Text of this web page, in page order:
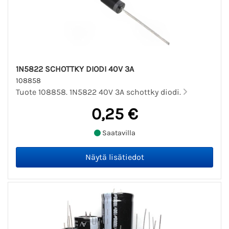
1N5822 SCHOTTKY DIODI 40V 3A
108858
Tuote 108858. 1N5822 40V 3A schottky diodi.
0,25 €
Saatavilla